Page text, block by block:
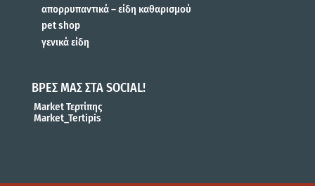
απορρυπαντικά – είδη καθαρισμού
pet shop
γενικά είδη
ΒΡΕΣ ΜΑΣ ΣΤΑ SOCIAL!
Market Τερτίπης
Market_Tertipis